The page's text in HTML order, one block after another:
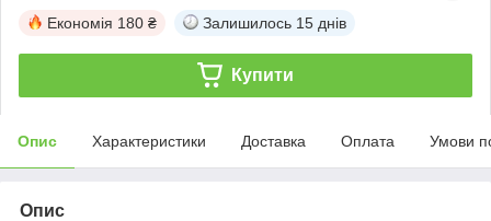
Економія 180 ₴ Залишилось 15 днів
Купити
Опис Характеристики Доставка Оплата Умови
Опис